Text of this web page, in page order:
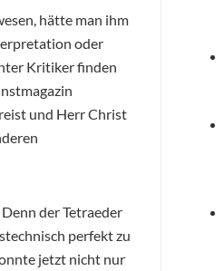
hätte man ihm
oder
Kritiker finden
und Herr Christ
der Tetraeder
perfekt zu
jetzt nicht nur